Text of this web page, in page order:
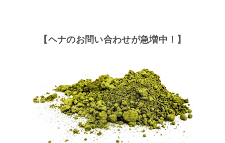
【ヘナのお問い合わせが急増中！】